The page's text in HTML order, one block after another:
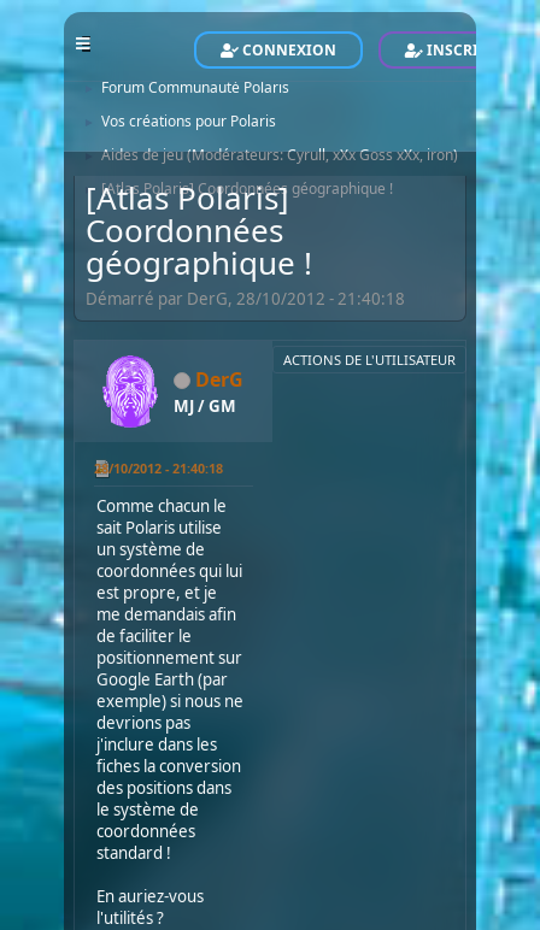
CONNEXION INSCRIVEZ-
POLARIS - Le Site Officiel - Official Website Forum
Forum Communauté Polaris
Vos créations pour Polaris
► Aides de jeu(Modérateurs:Cyrull,xXx Goss xXx,iron)
► [Atlas Polaris] Coordonnées géographique !
[Atlas Polaris]
Coordonnées
géographique !
Démarré par DerG, 28/10/2012 - 21:40:18
ACTIONS DE L'UTILISATEUR
DerG
MJ / GM
28/10/2012 - 21:40:18
Comme chacun le
sait Polaris utilise
un système de
coordonnées qui lui
est propre, et je
me demandais afin
de faciliter le
positionnement sur
Google Earth (par
exemple) si nous ne
devrions pas
j'inclure dans les
fiches la conversion
des positions dans
le système de
coordonnées
standard !
En auriez-vous
l'utilités ?